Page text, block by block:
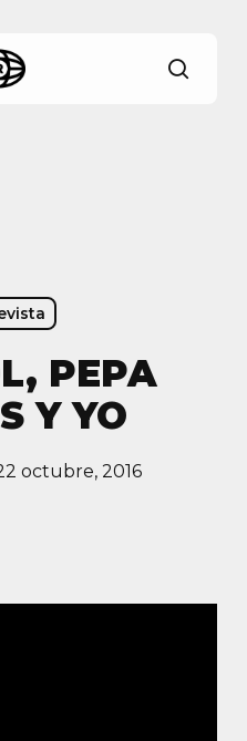
PEPA
Y YO
octubre, 2016